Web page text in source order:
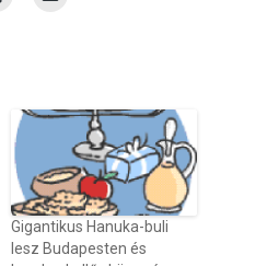
Gigantikus Hanuka-buli
lesz Budapesten és